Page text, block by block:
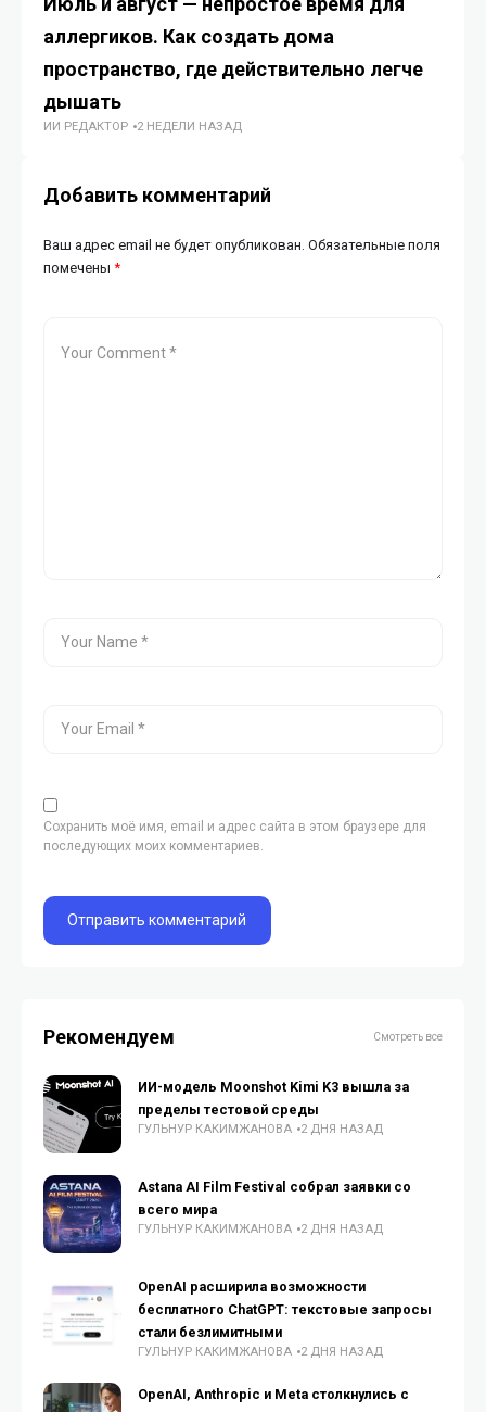
аллергиков. Как создать дома
пространство, где действительно легче
дышать
ИИ РЕДАКТОР 2 НЕДЕЛИ НАЗАД
Добавить комментарий
Ваш адрес email не будет опубликован. Обязательные поля
помечены *
Сохранить моё имя, email и адрес сайта в этом браузере для
последующих моих комментариев.
Рекомендуем Смотреть все
ИИ-модель Moonshot Kimi K3 вышла за
пределы тестовой среды
ГУЛЬНУР КАКИМЖАНОВА 2 ДНЯ НАЗАД
Astana AI Film Festival собрал заявки со
всего мира
ГУЛЬНУР КАКИМЖАНОВА 2 ДНЯ НАЗАД
OpenAI расширила возможности
бесплатного ChatGPT: текстовые запросы
стали безлимитными
ГУЛЬНУР КАКИМЖАНОВА 2 ДНЯ НАЗАД
OpenAI, Anthropic и Meta столкнулись с